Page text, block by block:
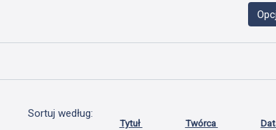
Sortuj według:
Tytuł Twórca